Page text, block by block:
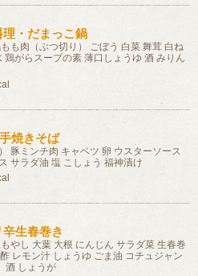
・だまっこ鍋
も肉（ぶつ切り） ごぼう 白菜 舞茸 白ね
鶏がらスープの素 薄口しょうゆ 酒 みりん
焼きそば
豚ミンチ肉 キャベツ 卵 ウスターソース
サラダ油 塩 こしょう 福神漬け
生春巻き
やし 大葉 大根 にんじん サラダ菜 生春巻
レモン汁 しょうゆ ごま油 コチュジャン
しょうが